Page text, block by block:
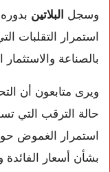
وسجل البلاتين
استمرار التقلبات
بالصناعة والاستثمار
ويرى متابعون أن
حالة الترقب التي
استمرار الغموض
بشأن أسعار الفائدة